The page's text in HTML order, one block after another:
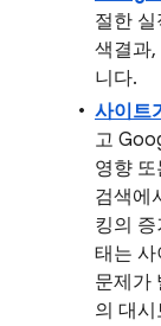
절한
색결과
니다.
사이트
고
영향
검색에
킹의
태는
문제가
의 대